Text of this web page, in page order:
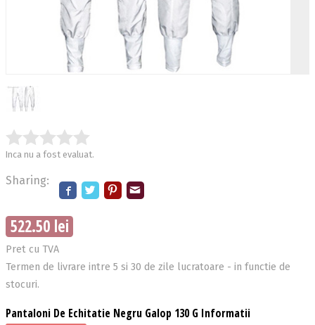
Inca nu a fost evaluat.
Sharing:
522.50 lei
Pret cu TVA
Termen de livrare intre 5 si 30 de zile lucratoare - in functie de
stocuri.
Pantaloni De Echitatie Negru Galop 130 G Informatii